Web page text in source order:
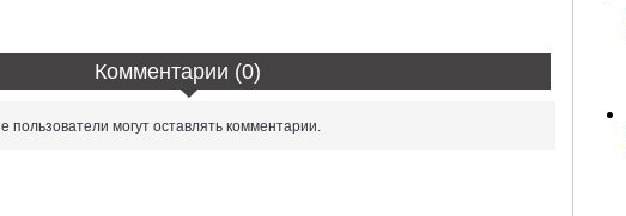
Комментарии (0)
пользователи могут оставлять комментарии.